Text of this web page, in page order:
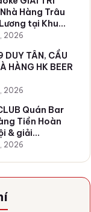
Hàng Trâu
tại Khu…
2026
DUY TÂN, CẦU
HÀNG HK BEER
2026
Quán Bar
Tiền Hoàn
& giải…
2026